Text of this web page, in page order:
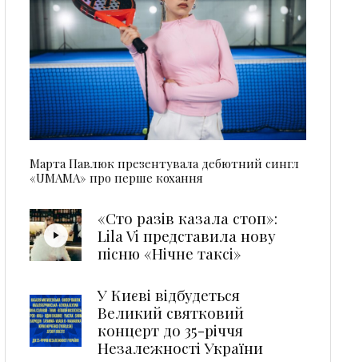
Марта Павлюк презентувала дебютний сингл
«UМАМА» про перше кохання
«Сто разів казала стоп»:
Lila Vi представила нову
пісню «Нічне таксі»
У Києві відбудеться
Великий святковий
концерт до 35-річчя
Незалежності України